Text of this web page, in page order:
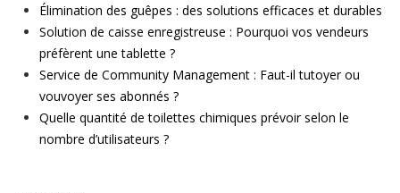
Élimination des guêpes : des solutions efficaces et durables
Solution de caisse enregistreuse : Pourquoi vos vendeurs
préfèrent une tablette ?
Service de Community Management : Faut-il tutoyer ou
vouvoyer ses abonnés ?
Quelle quantité de toilettes chimiques prévoir selon le
nombre d’utilisateurs ?